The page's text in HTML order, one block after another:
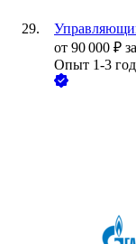
от 90 000 ₽
Опыт 1-3